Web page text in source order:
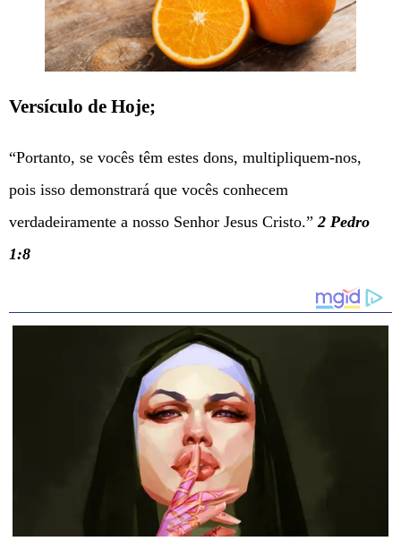
Versículo de Hoje;
“Portanto, se vocês têm estes dons, multipliquem-nos,
pois isso demonstrará que vocês conhecem
verdadeiramente a nosso Senhor Jesus Cristo.”2 Pedro
1:8